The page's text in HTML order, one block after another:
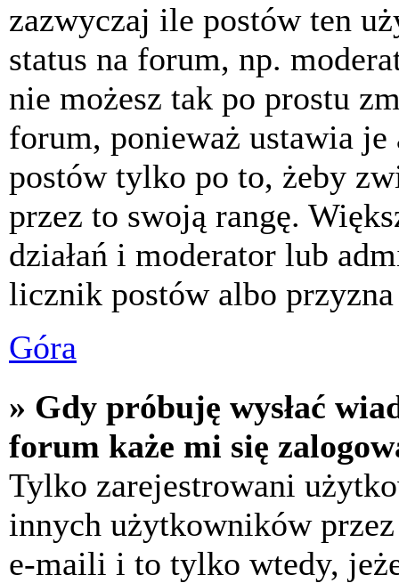
zazwyczaj ile postów ten
status na forum, np.
nie możesz tak po prostu
forum, ponieważ ustawia
postów tylko po to, żeby
przez to swoją rangę.
działań i moderator lub
licznik postów albo
Góra
» Gdy próbuję wysłać
forum każe mi się
Tylko zarejestrowani
innych użytkowników
e-maili i to tylko wtedy,